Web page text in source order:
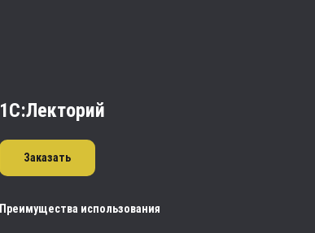
1С:Лекторий
Заказать
Преимущества использования